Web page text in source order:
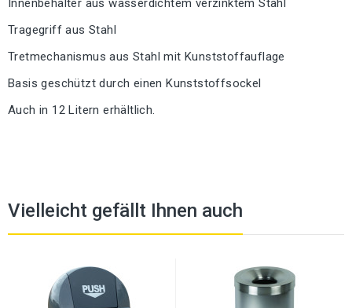
Innenbehälter aus wasserdichtem verzinktem Stahl
Tragegriff aus Stahl
Tretmechanismus aus Stahl mit Kunststoffauflage
Basis geschützt durch einen Kunststoffsockel
Auch in 12 Litern erhältlich.
Vielleicht gefällt Ihnen auch